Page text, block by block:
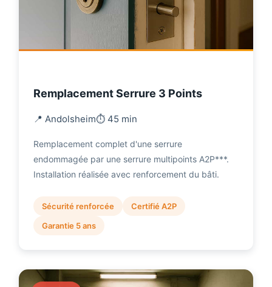
Remplacement Serrure 3 Points
📍 Andolsheim⏱️ 45 min
Remplacement complet d'une serrure
endommagée par une serrure multipoints A2P***.
Installation réalisée avec renforcement du bâti.
Sécurité renforcée
Certifié A2P
Garantie 5 ans